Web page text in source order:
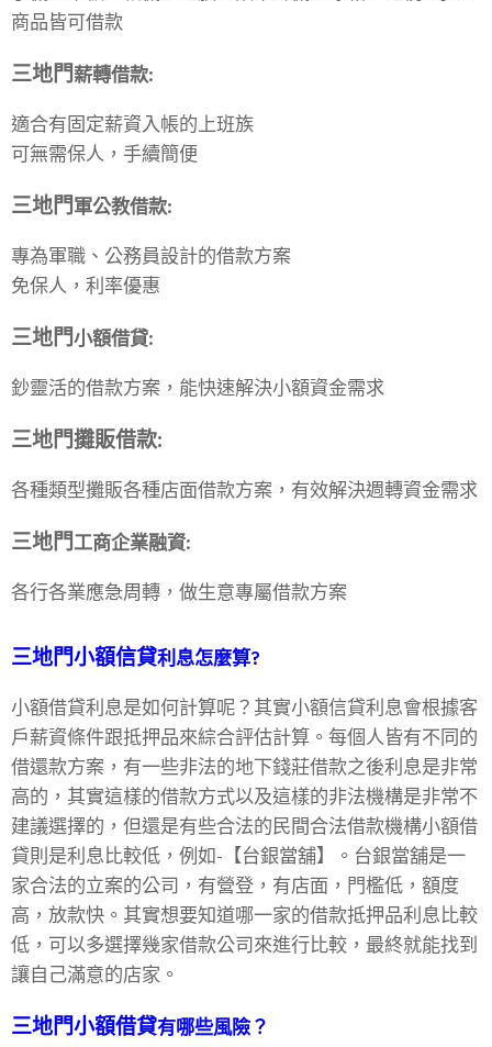
商品皆可借款
三地門薪轉借款:
適合有固定薪資入帳的上班族
可無需保人，手續簡便
三地門軍公教借款:
專為軍職、公務員設計的借款方案
免保人，利率優惠
三地門小額借貸:
鈔靈活的借款方案，能快速解決小額資金需求
三地門攤販借款:
各種類型攤販各種店面借款方案，有效解決週轉資金需求
三地門工商企業融資:
各行各業應急周轉，做生意專屬借款方案
三地門小額信貸利息怎麼算?
小額借貸利息是如何計算呢？其實小額信貸利息會根據客
戶薪資條件跟抵押品來綜合評估計算。每個人皆有不同的
借還款方案，有一些非法的地下錢莊借款之後利息是非常
高的，其實這樣的借款方式以及這樣的非法機構是非常不
建議選擇的，但還是有些合法的民間合法借款機構小額借
貸則是利息比較低，例如-【台銀當舖】。台銀當舖是一
家合法的立案的公司，有營登，有店面，門檻低，額度
高，放款快。其實想要知道哪一家的借款抵押品利息比較
低，可以多選擇幾家借款公司來進行比較，最終就能找到
讓自己滿意的店家。
三地門小額借貸有哪些風險？